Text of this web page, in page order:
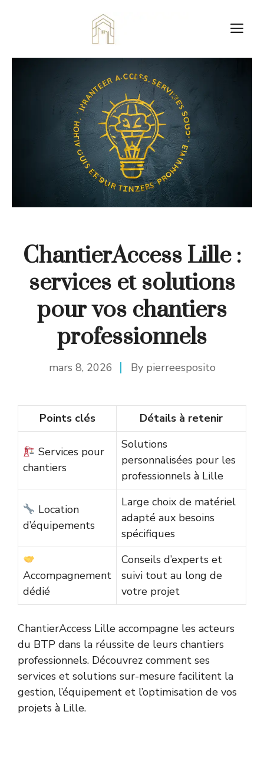
ChantierAccess Lille :
services et solutions
pour vos chantiers
professionnels
mars 8, 2026 By pierreesposito
Points clés Détails à retenir
Services pour
chantiers
Solutions
personnalisées pour les
professionnels à Lille
Location
d’équipements
Large choix de matériel
adapté aux besoins
spécifiques
Accompagnement
dédié
Conseils d’experts et
suivi tout au long de
votre projet
ChantierAccess Lille accompagne les acteurs
du BTP dans la réussite de leurs chantiers
professionnels. Découvrez comment ses
services et solutions sur-mesure facilitent la
gestion, l’équipement et l’optimisation de vos
projets à Lille.